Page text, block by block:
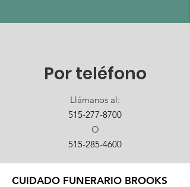
Por teléfono
Llámanos al:
515-277-8700
O
515-285-4600
CUIDADO FUNERARIO BROOKS